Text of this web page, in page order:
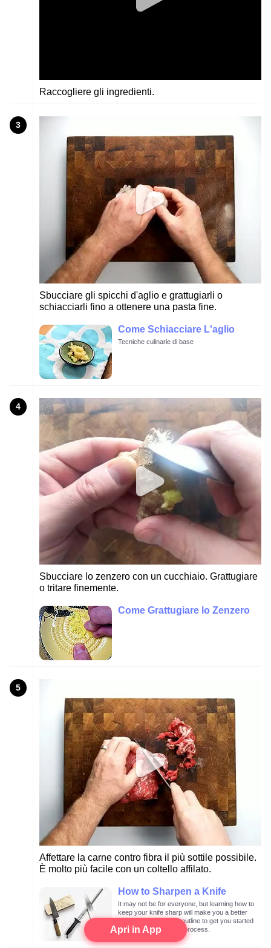
Raccogliere gli ingredienti.
3
Sbucciare gli spicchi d'aglio e grattugiarli o
schiacciarli fino a ottenere una pasta fine.
Come Schiacciare L'aglio
Tecniche culinarie di base
4
Sbucciare lo zenzero con un cucchiaio. Grattugiare
o tritare finemente.
Come Grattugiare lo Zenzero
5
Affettare la carne contro fibra il più sottile possibile.
È molto più facile con un coltello affilato.
How to Sharpen a Knife
It may not be for everyone, but learning how to
keep your knife sharp will make you a better
cook. This is a rough outline to get you started
on learning the proper process.
Apri in App